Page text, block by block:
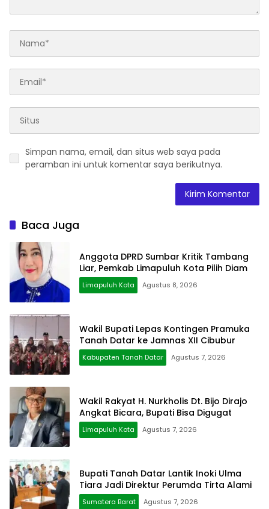
Simpan nama, email, dan situs web saya pada
peramban ini untuk komentar saya berikutnya.
Baca Juga
Anggota DPRD Sumbar Kritik Tambang
Liar, Pemkab Limapuluh Kota Pilih Diam
Limapuluh Kota Agustus 8, 2026
Wakil Bupati Lepas Kontingen Pramuka
Tanah Datar ke Jamnas XII Cibubur
Kabupaten Tanah Datar Agustus 7, 2026
Wakil Rakyat H. Nurkholis Dt. Bijo Dirajo
Angkat Bicara, Bupati Bisa Digugat
Limapuluh Kota Agustus 7, 2026
Bupati Tanah Datar Lantik Inoki Ulma
Tiara Jadi Direktur Perumda Tirta Alami
Sumatera Barat Agustus 7, 2026